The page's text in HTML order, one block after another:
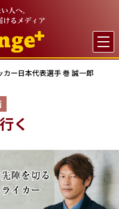

カー日本代表選手 巻 誠一郎
く